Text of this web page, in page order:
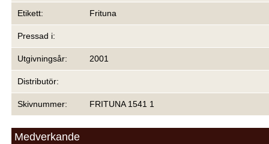
Etikett: Frituna
Pressad i:
Utgivningsår: 2001
Distributör:
Skivnummer: FRITUNA 1541 1
Medverkande